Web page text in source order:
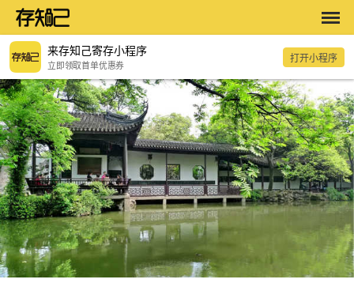
来存知己寄存小程序
立即领取首单优惠券
打开小程序